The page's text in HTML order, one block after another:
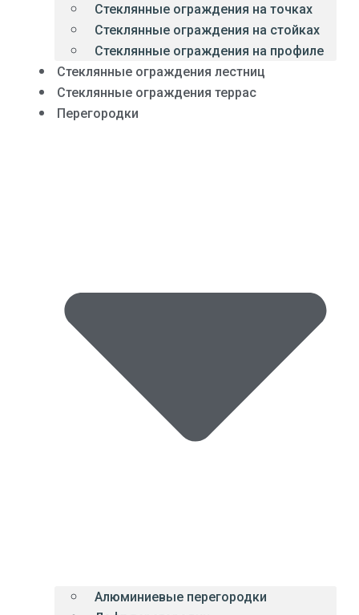
Стеклянные ограждения на точках
Стеклянные ограждения на стойках
Стеклянные ограждения на профиле
Стеклянные ограждения лестниц
Стеклянные ограждения террас
Перегородки
Алюминиевые перегородки